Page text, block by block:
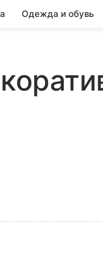
Одежда и обувь